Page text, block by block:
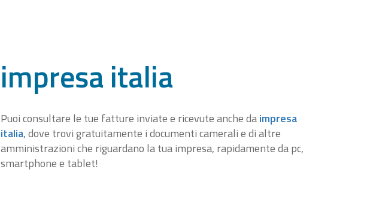
impresa italia
Puoi consultare le tue fatture inviate e ricevute anche daimpresa
italia, dove trovi gratuitamente i documenti camerali e di altre
amministrazioni che riguardano la tua impresa, rapidamente da pc,
smartphone e tablet!